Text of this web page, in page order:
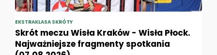
EKSTRAKLASA SKRÓTY
Skrót meczu Wisła Kraków - Wisła Płock.
Najważniejsze fragmenty spotkania